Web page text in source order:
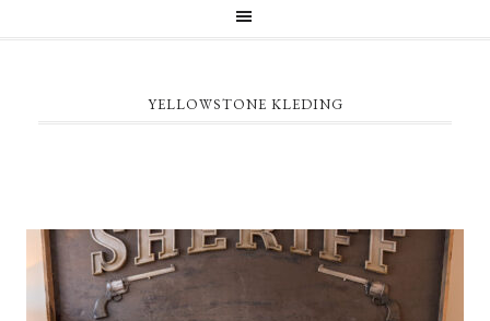
YELLOWSTONE KLEDING